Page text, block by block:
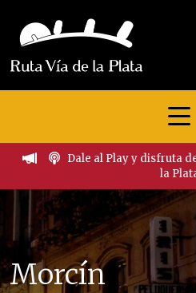
Dale al Play y disfruta
la
Morcín